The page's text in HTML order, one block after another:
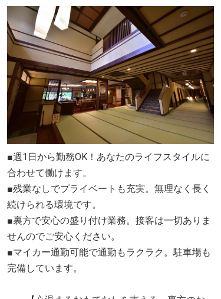
■週1日から勤務OK！あなたのライフスタイルに
合わせて働けます。
■残業なしでプライベートも充実。無理なく長く
続けられる環境です。
■裏方で安心の盛り付け業務。接客は一切ありま
せんのでご安心ください。
■マイカー通勤可能で通勤もラクラク。駐車場も
完備しています。